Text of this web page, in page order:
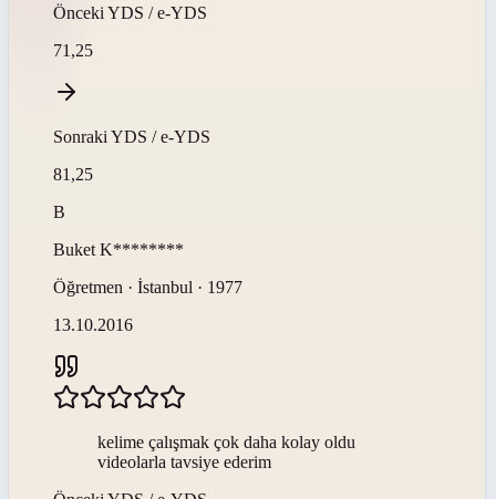
Önceki YDS / e-YDS
71,25
Sonraki YDS / e-YDS
81,25
B
Buket K********
Öğretmen · İstanbul · 1977
13.10.2016
kelime çalışmak çok daha kolay oldu
videolarla tavsiye ederim